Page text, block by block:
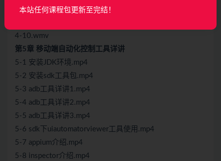
4-9 编写爬虫脚本7-伪装爬虫-编写代理逻辑.mp4
4-10.wmv
第5章 移动端自动化控制工具详讲
5-1 安装JDK环境.mp4
5-2 安装sdk工具包.mp4
5-3 adb工具详讲1.mp4
5-4 adb工具详讲2.mp4
5-5 adb工具详讲3.mp4
5-6 sdk下uiautomatorviewer工具使用.mp4
5-7 appium介绍.mp4
5-8 inspector介绍.mp4
本站任何课程包更新至完结！